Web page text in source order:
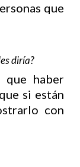
que
diría?
que haber
si están
con